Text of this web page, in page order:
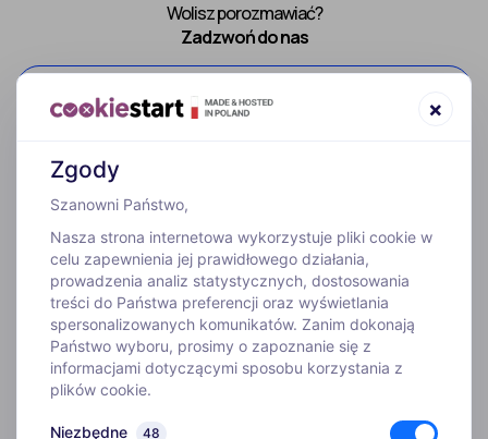
Wolisz porozmawiać?
Zadzwoń do nas
WYJAZDY
INFORMACJE
Zgody
×
Szanowni Państwo,
Nasza strona internetowa wykorzystuje pliki cookie w
celu zapewnienia jej prawidłowego działania,
prowadzenia analiz statystycznych, dostosowania
treści do Państwa preferencji oraz wyświetlania
spersonalizowanych komunikatów. Zanim dokonają
Państwo wyboru, prosimy o zapoznanie się z
informacjami dotyczącymi sposobu korzystania z
plików cookie.
Niezbędne 48